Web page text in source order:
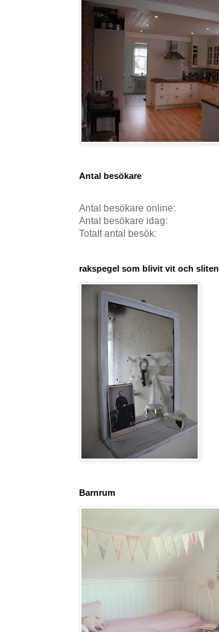
Antal besökare
Antal besökare online:
Antal besökare idag:
Totalt antal besök:
rakspegel som blivit vit och sliten
Barnrum